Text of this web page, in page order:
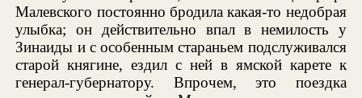
Малевского постоянно бродила какая-то недобрая
улыбка; он действительно впал в немилость у
Зинаиды и с особенным стараньем подслуживался
старой княгине, ездил с ней в ямской карете к
генерал-губернатору. Впрочем, это поездка